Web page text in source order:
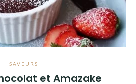
SAVEURS
et Amazake